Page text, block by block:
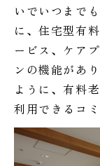
いでいつまで
に、住宅型有
ービス、ケア
ンの機能があ
ように、有料
利用できるコ